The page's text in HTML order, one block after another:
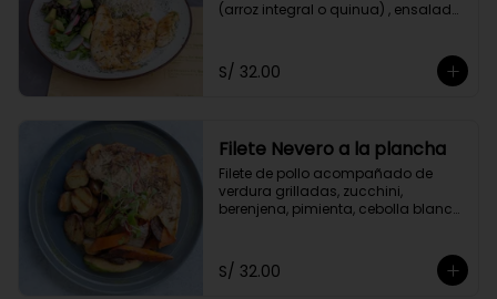
(arroz integral o quinua) , ensalada
S/ 32.00
Filete Nevero a la plancha
Filete de pollo acompañado de
verdura grilladas, zucchini,
berenjena, pimienta, cebolla blanca
S/ 32.00